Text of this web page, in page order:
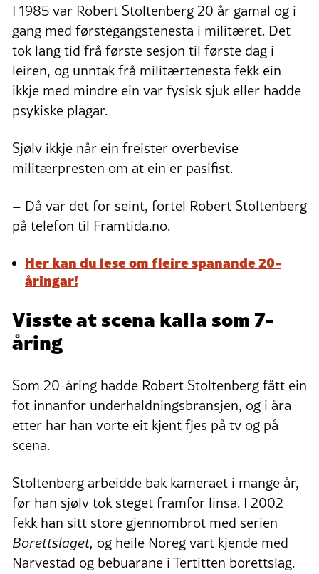
I 1985 var Robert Stoltenberg 20 år gamal og i
gang med førstegangstenesta i militæret. Det
tok lang tid frå første sesjon til første dag i
leiren, og unntak frå militærtenesta fekk ein
ikkje med mindre ein var fysisk sjuk eller hadde
psykiske plagar.
Sjølv ikkje når ein freister overbevise
militærpresten om at ein er pasifist.
– Då var det for seint, fortel Robert Stoltenberg
på telefon til Framtida.no.
Her kan du lese om fleire spanande 20-
åringar!
Visste at scena kalla som 7-
åring
Som 20-åring hadde Robert Stoltenberg fått ein
fot innanfor underhaldningsbransjen, og i åra
etter har han vorte eit kjent fjes på tv og på
scena.
Stoltenberg arbeidde bak kameraet i mange år,
før han sjølv tok steget framfor linsa. I 2002
fekk han sitt store gjennombrot med serien
Borettslaget, og heile Noreg vart kjende med
Narvestad og bebuarane i Tertitten borettslag.